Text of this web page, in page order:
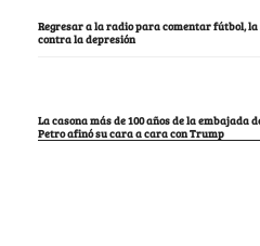
Regresar a la radio para comentar fútbol,
contra la depresión
La casona más de 100 años de la embajada
Petro afinó su cara a cara con Trump